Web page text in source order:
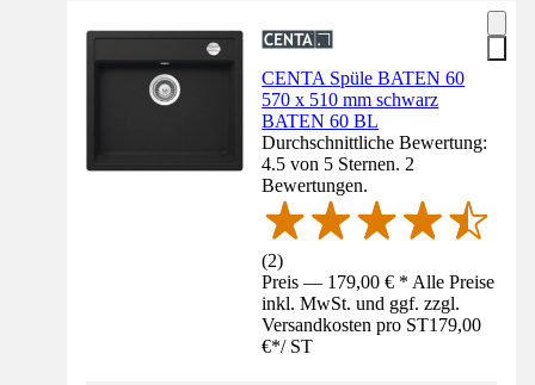
CENTA Spüle BATEN 60
570 x 510 mm schwarz
BATEN 60 BL
Durchschnittliche Bewertung:
4.5 von 5 Sternen. 2
Bewertungen.
(2)
Preis — 179,00 € * Alle Preise
inkl. MwSt. und ggf. zzgl.
Versandkosten pro ST179,00
€*/ ST